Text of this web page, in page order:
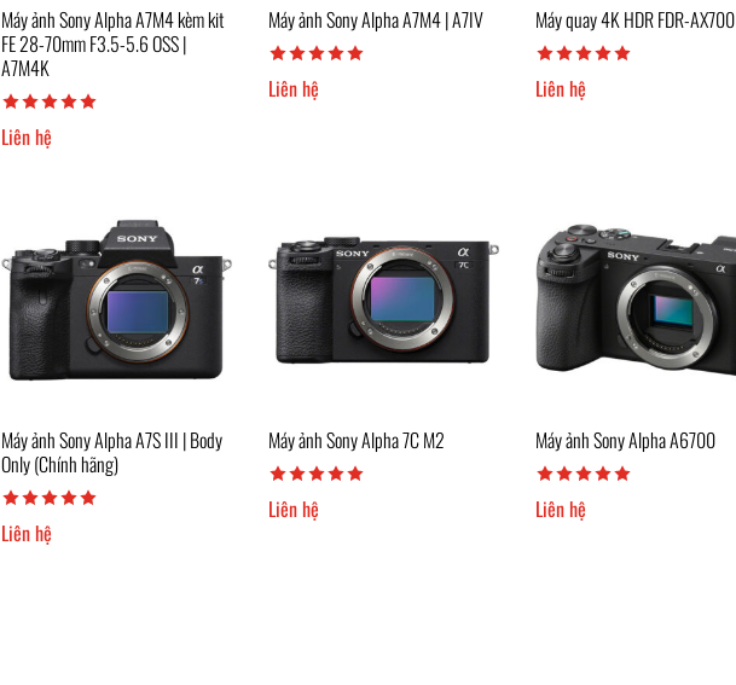
Máy ảnh Sony Alpha A7M4 kèm kit
FE 28-70mm F3.5-5.6 OSS |
A7M4K
Liên hệ
Máy ảnh Sony Alpha A7M4 | A7IV
Liên hệ
Máy quay 4K HDR FDR-AX700
Liên hệ
Máy ảnh Sony Alpha A7S III | Body
Only (Chính hãng)
Liên hệ
Máy ảnh Sony Alpha 7C M2
Liên hệ
Máy ảnh Sony Alpha A6700
Liên hệ